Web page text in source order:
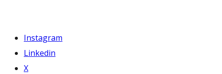
Instagram
Linkedin
X